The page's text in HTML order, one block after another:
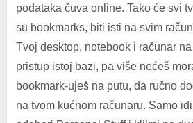
podataka čuva online. Tako će svi
su bookmarks, biti isti na svim
Tvoj desktop, notebook i računar
pristup istoj bazi, pa više nećeš
bookmark-uješ na putu, da ručno
na tvom kućnom računaru. Samo